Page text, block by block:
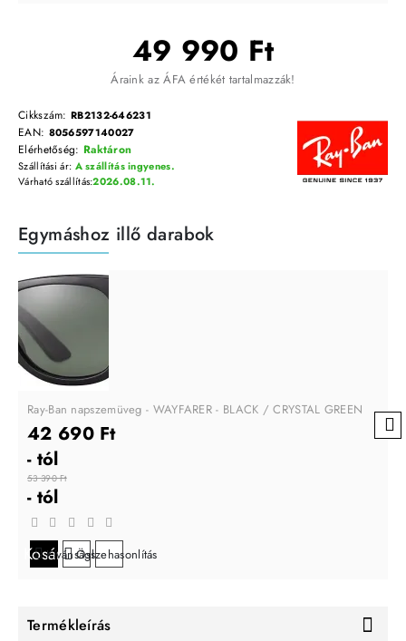
49 990 Ft
Áraink az ÁFA értékét tartalmazzák!
Cikkszám: RB2132-646231
EAN: 8056597140027
Elérhetőség: Raktáron
Várható szállítás:2026.08.11.
Szállítási ár: A szállítás ingyenes.
Egymáshoz illő darabok
Ray-Ban napszemüveg - WAYFARER - BLACK / CRYSTAL GREEN
42 690 Ft
- tól
53 390 Ft
- tól
Kosárba
Kívánságlistára
Összehasonlítás
Termékleírás